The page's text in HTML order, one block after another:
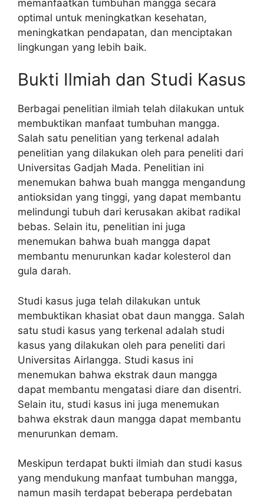
memanfaatkan tumbuhan mangga secara
optimal untuk meningkatkan kesehatan,
meningkatkan pendapatan, dan menciptakan
lingkungan yang lebih baik.
Bukti Ilmiah dan Studi Kasus
Berbagai penelitian ilmiah telah dilakukan untuk
membuktikan manfaat tumbuhan mangga.
Salah satu penelitian yang terkenal adalah
penelitian yang dilakukan oleh para peneliti dari
Universitas Gadjah Mada. Penelitian ini
menemukan bahwa buah mangga mengandung
antioksidan yang tinggi, yang dapat membantu
melindungi tubuh dari kerusakan akibat radikal
bebas. Selain itu, penelitian ini juga
menemukan bahwa buah mangga dapat
membantu menurunkan kadar kolesterol dan
gula darah.
Studi kasus juga telah dilakukan untuk
membuktikan khasiat obat daun mangga. Salah
satu studi kasus yang terkenal adalah studi
kasus yang dilakukan oleh para peneliti dari
Universitas Airlangga. Studi kasus ini
menemukan bahwa ekstrak daun mangga
dapat membantu mengatasi diare dan disentri.
Selain itu, studi kasus ini juga menemukan
bahwa ekstrak daun mangga dapat membantu
menurunkan demam.
Meskipun terdapat bukti ilmiah dan studi kasus
yang mendukung manfaat tumbuhan mangga,
namun masih terdapat beberapa perdebatan